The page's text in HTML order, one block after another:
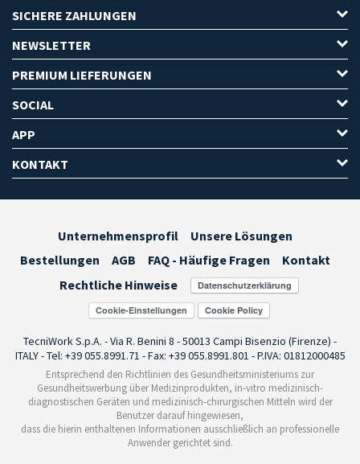
SICHERE ZAHLUNGEN
NEWSLETTER
PREMIUM LIEFERUNGEN
SOCIAL
APP
KONTAKT
Unternehmensprofil
Unsere Lösungen
Bestellungen
AGB FAQ - Häufige Fragen
Kontakt
Rechtliche Hinweise
Cookie-Einstellungen
TecniWork S.p.A. - Via R. Benini 8 - 50013 Campi Bisenzio (Firenze) -
ITALY - Tel: +39 055.8991.71 - Fax: +39 055.8991.801 - P.IVA: 01812000485
Entsprechend den Richtlinien des Gesundheitsministeriums zur
Gesundheitswerbung über Medizinprodukten, in-vitro medizinisch-
diagnostischen Geräten und medizinisch-chirurgischen Mitteln wird der
Benutzer darauf hingewiesen,
dass die hierin enthaltenen Informationen ausschließlich an professionelle
Anwender gerichtet sind.